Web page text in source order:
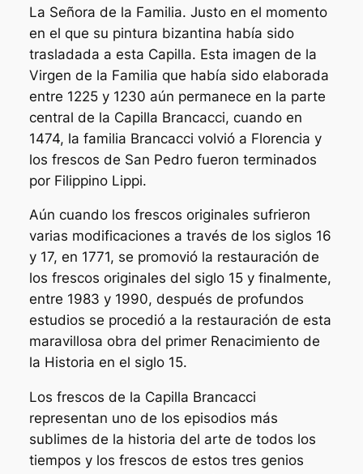
La Señora de la Familia. Justo en el momento
en el que su pintura bizantina había sido
trasladada a esta Capilla. Esta imagen de la
Virgen de la Familia que había sido elaborada
entre 1225 y 1230 aún permanece en la parte
central de la Capilla Brancacci, cuando en
1474, la familia Brancacci volvió a Florencia y
los frescos de San Pedro fueron terminados
por Filippino Lippi.
Aún cuando los frescos originales sufrieron
varias modificaciones a través de los siglos 16
y 17, en 1771, se promovió la restauración de
los frescos originales del siglo 15 y finalmente,
entre 1983 y 1990, después de profundos
estudios se procedió a la restauración de esta
maravillosa obra del primer Renacimiento de
la Historia en el siglo 15.
Los frescos de la Capilla Brancacci
representan uno de los episodios más
sublimes de la historia del arte de todos los
tiempos y los frescos de estos tres genios